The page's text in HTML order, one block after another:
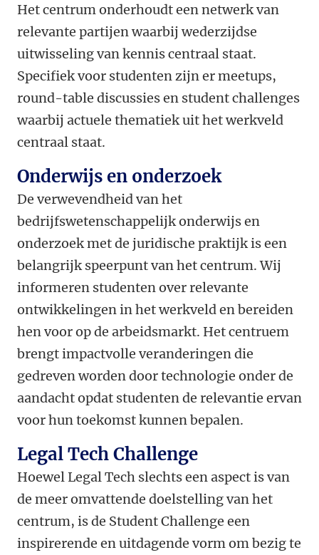
Het centrum onderhoudt een netwerk van
relevante partijen waarbij wederzijdse
uitwisseling van kennis centraal staat.
Specifiek voor studenten zijn er meetups,
round-table discussies en student challenges
waarbij actuele thematiek uit het werkveld
centraal staat.
Onderwijs en onderzoek
De verwevendheid van het
bedrijfswetenschappelijk onderwijs en
onderzoek met de juridische praktijk is een
belangrijk speerpunt van het centrum. Wij
informeren studenten over relevante
ontwikkelingen in het werkveld en bereiden
hen voor op de arbeidsmarkt. Het centruem
brengt impactvolle veranderingen die
gedreven worden door technologie onder de
aandacht opdat studenten de relevantie ervan
voor hun toekomst kunnen bepalen.
Legal Tech Challenge
Hoewel Legal Tech slechts een aspect is van
de meer omvattende doelstelling van het
centrum, is de Student Challenge een
inspirerende en uitdagende vorm om bezig te